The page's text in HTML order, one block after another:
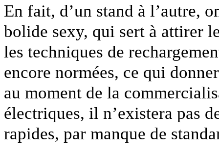
En fait, d’un stand à l’autre,
bolide sexy, qui sert à attirer
les techniques de
encore normées, ce qui
au moment de la
électriques, il n’existera pas
rapides, par manque de